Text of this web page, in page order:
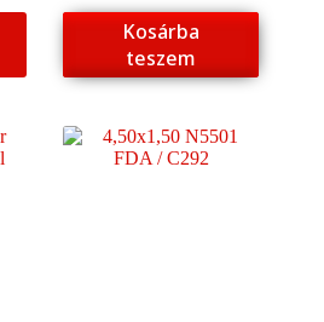
Kosárba
teszem